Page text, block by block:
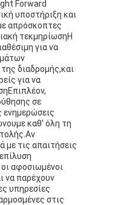
Forward
υποστήριξη και
απρόσκοπτες
τεκμηρίωσηΗ
για να
διαδρομής,και
για να
σε
ενημερώσεις
καθ' όλη τη
με τις απαιτήσεις
αφοσιωμένοι
να παρέχουν
υπηρεσίες
στις